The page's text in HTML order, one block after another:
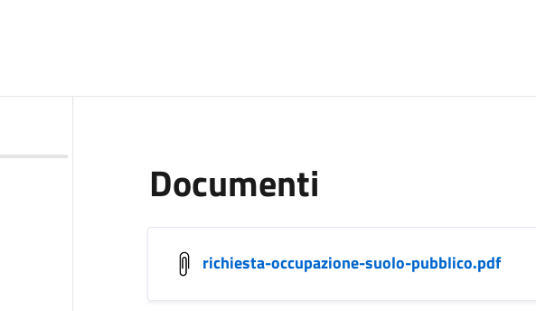
Documenti
richiesta-occupazione-suolo-pubblico.pdf